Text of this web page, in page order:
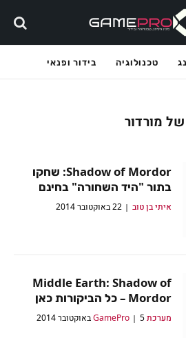
טכנולוגיה בידור ופנאי
מורדור
Shadow of Mordor: שחקו
בתור "היד השחורה" בחינם
איתי בן טוב 22 באוקטובר 2014
Middle Earth: Shadow of
Mordor – כל הביקורות כאן
מערכת GamePro5 באוקטובר 2014